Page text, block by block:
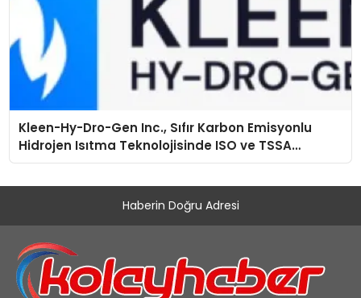
Kleen-Hy-Dro-Gen Inc., Sıfır Karbon Emisyonlu
Hidrojen Isıtma Teknolojisinde ISO ve TSSA
Düzenleyici Onaylarını Aldı
Haberin Doğru Adresi